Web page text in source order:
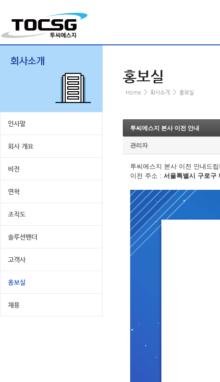
인사말
회사 개요
비전
연혁
조직도
솔루션밴더
고객사
홍보실
채용
홍보실
Home > 회사소개 > 홍보실
투씨에스지 본사 이전 안내
관리자
투씨에스지 본사 이전 안내드
이전 주소 : 서울특별시 구로구